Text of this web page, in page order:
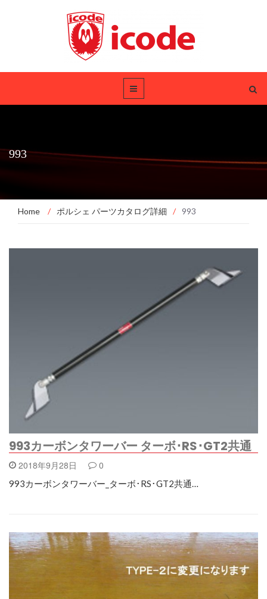
993
Home / ポルシェ パーツカタログ詳細 / 993
993カーボンタワーバー ターボ･RS･GT2共通
2018年9月28日 0
993カーボンタワーバー_ターボ･RS･GT2共通…